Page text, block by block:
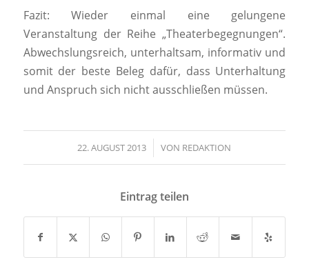
Fazit: Wieder einmal eine gelungene
Veranstaltung der Reihe „Theaterbegegnungen“.
Abwechslungsreich, unterhaltsam, informativ und
somit der beste Beleg dafür, dass Unterhaltung
und Anspruch sich nicht ausschließen müssen.
22. AUGUST 2013
/ VON REDAKTION
Eintrag teilen